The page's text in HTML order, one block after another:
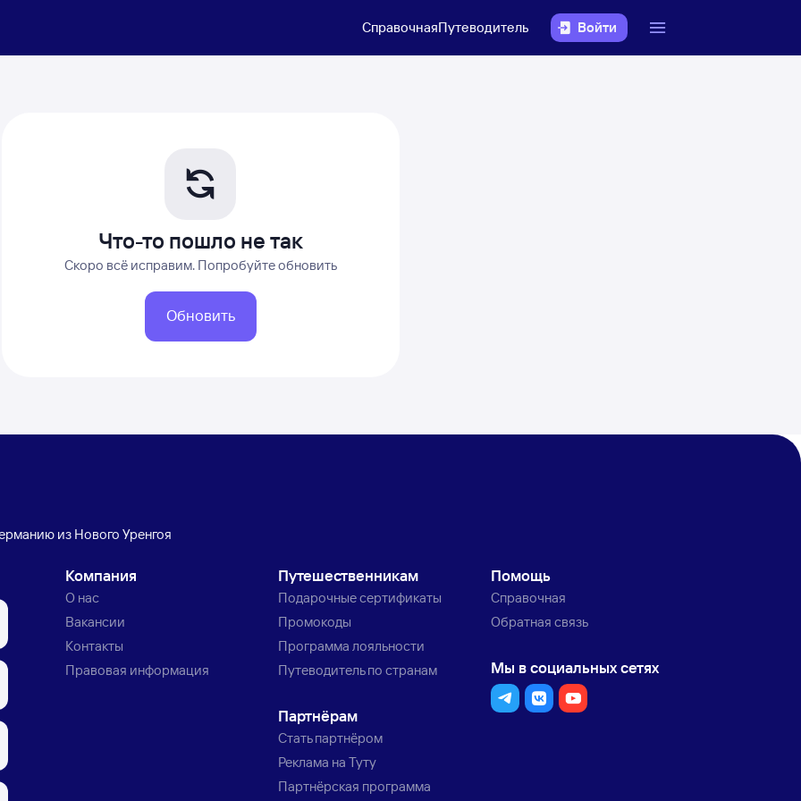
СправочнаяПутеводитель Войти
Что-то пошло не так
Скоро всё исправим. Попробуйте обновить
Обновить
из Нового Уренгоя
Компания
О нас
Вакансии
Контакты
Правовая информация
Путешественникам
Подарочные сертификаты
Промокоды
Программа лояльности
Путеводитель по странам
Партнёрам
Стать партнёром
Реклама на Туту
Партнёрская программа
Помощь
Справочная
Обратная связь
Мы в социальных сетях